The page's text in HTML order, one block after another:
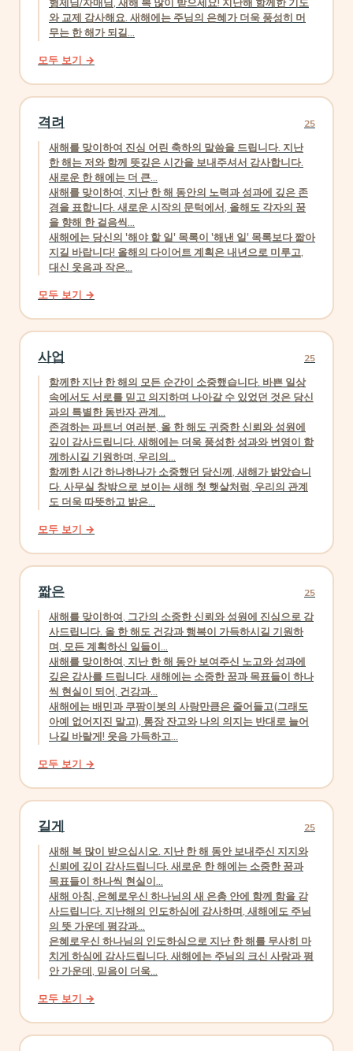
형제님/자매님, 새해 복 많이 받으세요! 지난해 함께한 기도
와 교제 감사해요. 새해에는 주님의 은혜가 더욱 풍성히 머
무는 한 해가 되길...
모두 보기 →
격려 25
새해를 맞이하여 진심 어린 축하의 말씀을 드립니다. 지난
한 해는 저와 함께 뜻깊은 시간을 보내주셔서 감사합니다.
새로운 한 해에는 더 큰...
새해를 맞이하여, 지난 한 해 동안의 노력과 성과에 깊은 존
경을 표합니다. 새로운 시작의 문턱에서, 올해도 각자의 꿈
을 향해 한 걸음씩...
새해에는 당신의 '해야 할 일' 목록이 '해낸 일' 목록보다 짧아
지길 바랍니다! 올해의 다이어트 계획은 내년으로 미루고,
대신 웃음과 작은...
모두 보기 →
사업 25
함께한 지난 한 해의 모든 순간이 소중했습니다. 바쁜 일상
속에서도 서로를 믿고 의지하며 나아갈 수 있었던 것은 당신
과의 특별한 동반자 관계...
존경하는 파트너 여러분, 올 한 해도 귀중한 신뢰와 성원에
깊이 감사드립니다. 새해에는 더욱 풍성한 성과와 번영이 함
께하시길 기원하며, 우리의...
함께한 시간 하나하나가 소중했던 당신께, 새해가 밝았습니
다. 사무실 창밖으로 보이는 새해 첫 햇살처럼, 우리의 관계
도 더욱 따뜻하고 밝은...
모두 보기 →
짧은 25
새해를 맞이하여, 그간의 소중한 신뢰와 성원에 진심으로 감
사드립니다. 올 한 해도 건강과 행복이 가득하시길 기원하
며, 모든 계획하신 일들이...
새해를 맞이하여, 지난 한 해 동안 보여주신 노고와 성과에
깊은 감사를 드립니다. 새해에는 소중한 꿈과 목표들이 하나
씩 현실이 되어, 건강과...
새해에는 배민과 쿠팡이봇의 사랑만큼은 줄어들고(그래도
아예 없어지진 말고), 통장 잔고와 나의 의지는 반대로 늘어
나길 바랄게! 웃음 가득하고...
모두 보기 →
길게 25
새해 복 많이 받으십시오. 지난 한 해 동안 보내주신 지지와
신뢰에 깊이 감사드립니다. 새로운 한 해에는 소중한 꿈과
목표들이 하나씩 현실이...
새해 아침, 은혜로우신 하나님의 새 은총 안에 함께 함을 감
사드립니다. 지난해의 인도하심에 감사하며, 새해에도 주님
의 뜻 가운데 평강과...
은혜로우신 하나님의 인도하심으로 지난 한 해를 무사히 마
치게 하심에 감사드립니다. 새해에는 주님의 크신 사랑과 평
안 가운데, 믿음이 더욱...
모두 보기 →